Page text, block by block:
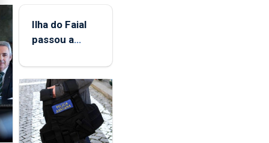
Ilha do Faial
passou a
de
monitorização
de infrassons
dos Açores